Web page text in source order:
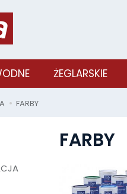
ŻEGLARSKIE
FARBY
FARBY